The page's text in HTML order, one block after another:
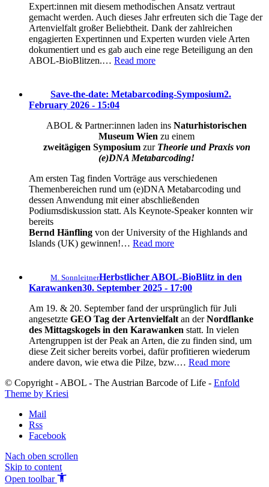
Expert:innen mit diesem methodischen Ansatz vertraut
gemacht werden. Auch dieses Jahr erfreuten sich die Tage der
Artenvielfalt großer Beliebtheit. Dank der zahlreichen
engagierten Expertinnen und Experten wurden viele Arten
dokumentiert und es gab auch eine rege Beteiligung an den
ABOL-BioBlitzen.… Read more
Save-the-date: Metabarcoding-Symposium2.
February 2026 - 15:04
ABOL & Partner:innen laden ins Naturhistorischen
Museum Wien zu einem
zweitägigen Symposium zur Theorie und Praxis von
(e)DNA Metabarcoding!
Am ersten Tag finden Vorträge aus verschiedenen
Themenbereichen rund um (e)DNA Metabarcoding und
dessen Anwendung mit einer abschließenden
Podiumsdiskussion statt. Als Keynote-Speaker konnten wir
bereits
Bernd Hänfling von der University of the Highlands and
Islands (UK) gewinnen!… Read more
M. SonnleitnerHerbstlicher ABOL-BioBlitz in den
Karawanken30. September 2025 - 17:00
Am 19. & 20. September fand der ursprünglich für Juli
angesetzte GEO Tag der Artenvielfalt an derNordflanke
des Mittagskogels in den Karawanken statt. In vielen
Artengruppen ist der Peak an Arten, die zu finden sind, um
diese Zeit sicher bereits vorbei, dafür profitieren wiederum
andere davon, wie etwa die Pilze, bzw.… Read more
© Copyright - ABOL - The Austrian Barcode of Life - Enfold
Theme by Kriesi
Mail
Rss
Facebook
Nach oben scrollen
Skip to content
Open toolbar